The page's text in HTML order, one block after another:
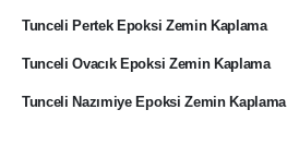
Tunceli Pertek Epoksi Zemin Kaplama
Tunceli Ovacık Epoksi Zemin Kaplama
Tunceli Nazımiye Epoksi Zemin Kaplama